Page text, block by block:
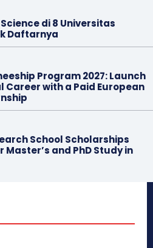
di 8 Universitas
Daftarnya
Program 2027: Launch
with a Paid European
School Scholarships
Master’s and PhD Study in